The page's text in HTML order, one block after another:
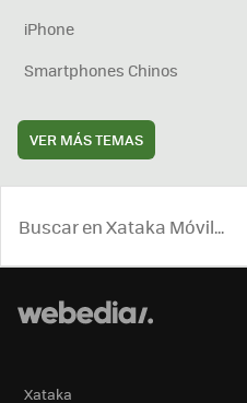
iPhone
Smartphones Chinos
VER MÁS TEMAS
Xataka